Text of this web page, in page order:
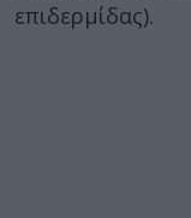
επιδερμίδας).